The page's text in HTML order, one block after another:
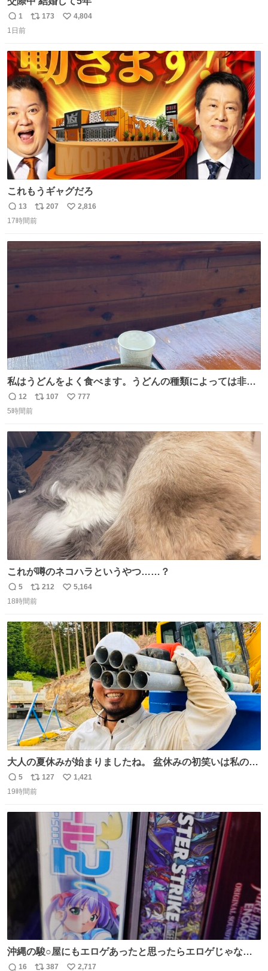
返
信
1
リ
ト
数
173
い
数
4,804
1日前
これもうギャグだろ
返
信
13
リ
ポ
207
い
2,816
17時間前
私はうどんをよく食べます。うどんの種類によっては非常
食にもなります。生うどんは消費期限が短く、冷凍うどん
は長持ちする代わりに停電に弱いので、乾麺タイプのうど
ファ化米や缶詰など、色々な非常食がありますが、うどん
もいかがでしょうか？
返
信
12
リ
ト
数
107
い
数
777
5時間前
これが噂のネコハラというやつ……？
返
信
5
リ
ポ
ト
数
212
い
数
5,164
18時間前
大人の夏休みが始まりましたね。 盆休みの初笑いは私の現
場コスプレ マスターイーでお願いします！！
返
信
5
リ
ポ
数
127
い
数
1,421
19時間前
沖縄の駿○屋にもエロゲあったと思ったらエロゲじゃなか
った
16 387 2,717